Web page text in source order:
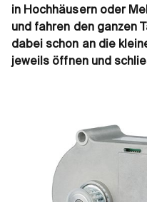
in Hochhäusern oder
und fahren den ganzen
dabei schon an die
jeweils öffnen und